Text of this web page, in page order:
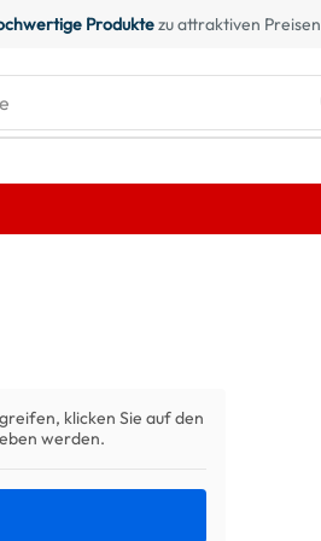
Produktezu attraktiven Preisen
klicken Sie auf den
werden.